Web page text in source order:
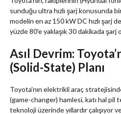
sunduğu ultra hızlı şarj konusunda
modelin en az 150 kW DC hızlı şarj
yüzde 80’e yaklaşık 30 dakikada
Asıl Devrim:
(Solid-State) Planı
Toyota’nın elektrikli araç
(game-changer) hamlesi, katı hal pil
teknoloji üzerinde yıllardır çalışıyor